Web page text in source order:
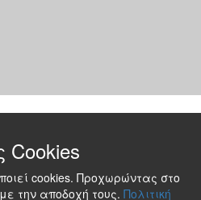
Cookies
cookies. Προχωρώντας στο
την αποδοχή τους. Πολιτική